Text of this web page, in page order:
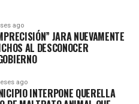
ago
JARA NUEVAMENTE
AL DESCONOCER
ago
INTERPONE QUERELLA